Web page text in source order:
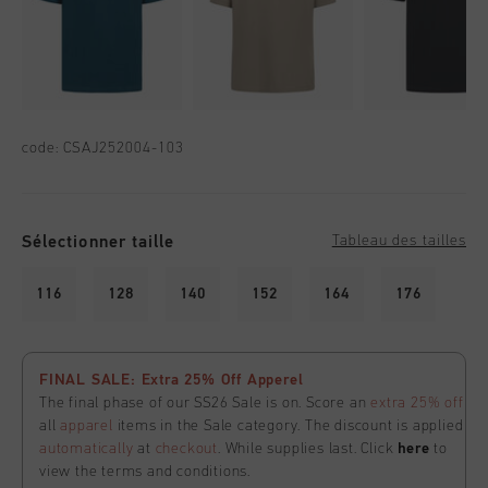
code: CSAJ252004-103
Sélectionner taille Tableau des tailles
116 128 140 152 164 176
FINAL SALE: Extra 25% Off Apperel
The final phase of our SS26 Sale is on. Score an extra 25% off
allapparel items in the Sale category. The discount is applied
automatically at checkout . While supplies last. Click here to
view the terms and conditions.